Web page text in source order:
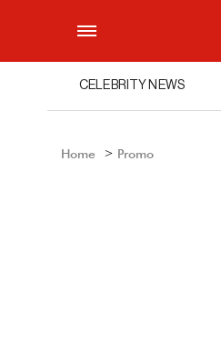
CELEBRITY NEWS
Home Promo